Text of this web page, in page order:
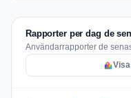
Rapporter per dag de
Användarrapporter de